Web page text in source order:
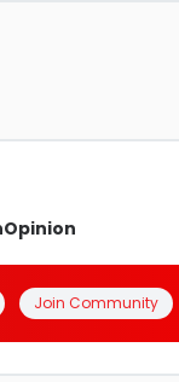
Opinion
Join Community